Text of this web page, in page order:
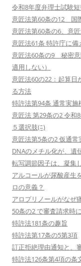
令和8年度弁理士試験
意匠法第60条の12 国
意匠法第60条の6、意
意匠法61条 特許庁に
意匠法60条の9 秘密意
適用しない）
意匠法60の22：起算日
る方法
特許法第94条 通常実
意匠法 第29条の2 令和
５選択肢(ﾆ)
意匠法第5条の2 仮通
DNAのメチル化が、遺
転写調節因子は、凝集
アルコールが尿酸産生
ロの意義？
アロプリノールがなぜ
50条の2 で審査請求時
特許法181条の趣旨
特許法第17条の5第3項
訂正拒絶理由通知と、
特許法126条第4項の